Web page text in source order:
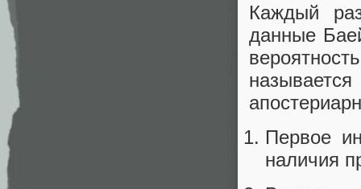
Каждый
данные
Первое
наличия